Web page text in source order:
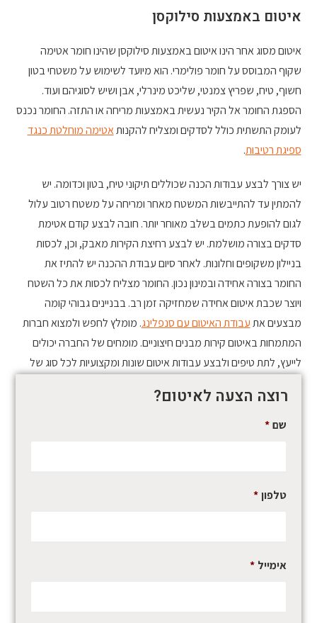
איטום באמצעות סילוקסן
איטום מסוג אחר הינו איטום באמצעות סילוקסן שהינו חומר אטימה
שקוף המבוסס על חומר פולימרי. הוא מיועד לשימוש על משטחי בטון
חשוף, טיח, שפריץ צמנטי, שליכט מינרלי, אבן ושיש לסוגיהם ועוד.
הספגת החומר אל הקיר נעשית באמצעות מריחה או התזה. החומר נכנס
לעומק התשתית כולל לסדקים ומצליח להקנותאטימה מוחלטת כנגד
ספיגת רטיבות.
יש צורך לבצע עבודות הכנה שכוללים תיקוני טיח, בטון וכדומה. יש
להמתין עד להתייבשות המשטח מאחר ומריחה על משטח רטוב עלול
לגום להופעת כתמים בשלב מאוחר יותר. חובה לבצע קודם אטימת
סדקים בצורה מושלמת. יש לבצע רחיצת הקירות מאבק, וכן, לכסות
בניילון משקופים וחלונות. לאחר סיום עבודת ההכנה יש להתיז את
החומר בצורה אחידה ובמינון נכון. החומר מצליח לכסות את כל השטח
ויוצר שכבת איטום אחידה שמחזיקה זמן רב. בבניינים גבוהי קומה
מבצעים אתעבודת האיטום עם סנפלינג. מומלץ לחפש ולמצוא חברות
המתמחות באיטום קירות מבנים חיצוניים. מומחים של החברה יכולים
לייעץ, לתת טיפים ולבצע עבודות איטום שונות ומקצועיות לכל סוג של
רוצה הצעה לאיטום?
שם *
טלפון *
אימייל *